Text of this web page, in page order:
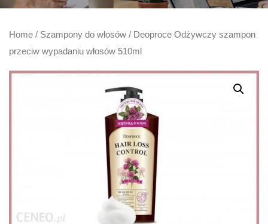
Home / Szampony do włosów / Deoproce Odżywczy szampon
przeciw wypadaniu włosów 510ml